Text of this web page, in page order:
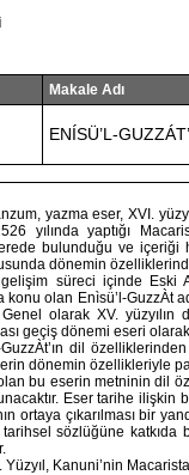
Makale Adı
ENÍSÜ’L-
yazma eser, XVI.
yılında yaptığı
bulunduğu ve içeriği
dönemin
süreci içinde Eski
konu olan Enìsü’l-GuzzÀt
Genel olarak XV.
geçiş dönemi eseri
dil
dönemin özellikleriyle
olan bu eserin metninin dil
Eser tarihe ilişkin
ortaya çıkarılması bir
sözlüğüne katkıda
Kanuni’nin